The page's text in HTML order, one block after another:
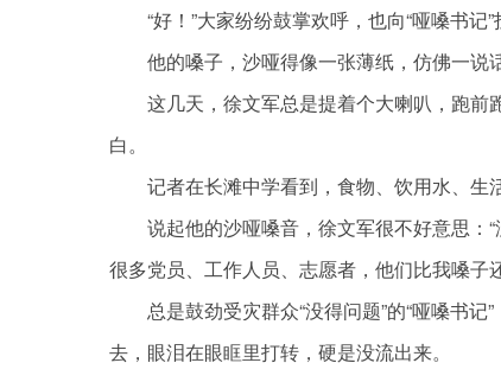
“好！”大家纷纷鼓掌欢呼，也向“哑嗓书记”
他的嗓子，沙哑得像一张薄纸，仿佛一说
这几天，徐文军总是提着个大喇叭，跑
白。
记者在长滩中学看到，食物、饮用水、生
说起他的沙哑嗓音，徐文军很不好意思：
很多党员、工作人员、志愿者，他们比我嗓子
总是鼓劲受灾群众“没得问题”的“哑嗓书
去，眼泪在眼眶里打转，硬是没流出来。